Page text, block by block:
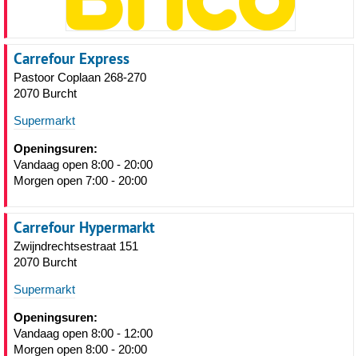
Carrefour Express
Pastoor Coplaan 268-270
2070 Burcht
Supermarkt
Openingsuren:
Vandaag open 8:00 - 20:00
Morgen open 7:00 - 20:00
Carrefour Hypermarkt
Zwijndrechtsestraat 151
2070 Burcht
Supermarkt
Openingsuren:
Vandaag open 8:00 - 12:00
Morgen open 8:00 - 20:00